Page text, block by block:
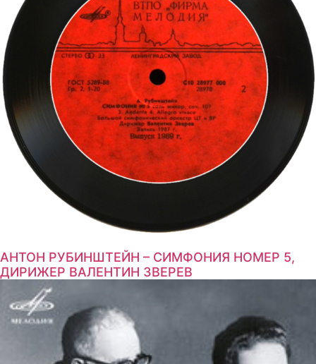
АНТОН РУБИНШТЕЙН – СИМФОНИЯ НОМЕР 5,
ДИРИЖЕР ВАЛЕНТИН ЗВЕРЕВ